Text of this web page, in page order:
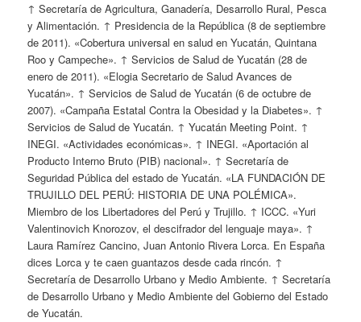
↑ Secretaría de Agricultura, Ganadería, Desarrollo Rural, Pesca
y Alimentación. ↑ Presidencia de la República (8 de septiembre
de 2011). «Cobertura universal en salud en Yucatán, Quintana
Roo y Campeche». ↑ Servicios de Salud de Yucatán (28 de
enero de 2011). «Elogia Secretario de Salud Avances de
Yucatán». ↑ Servicios de Salud de Yucatán (6 de octubre de
2007). «Campaña Estatal Contra la Obesidad y la Diabetes». ↑
Servicios de Salud de Yucatán. ↑ Yucatán Meeting Point. ↑
INEGI. «Actividades económicas». ↑ INEGI. «Aportación al
Producto Interno Bruto (PIB) nacional». ↑ Secretaría de
Seguridad Pública del estado de Yucatán. «LA FUNDACIÓN DE
TRUJILLO DEL PERÚ: HISTORIA DE UNA POLÉMICA».
Miembro de los Libertadores del Perú y Trujillo. ↑ ICCC. «Yuri
Valentinovich Knorozov, el descifrador del lenguaje maya». ↑
Laura Ramírez Cancino, Juan Antonio Rivera Lorca. En España
dices Lorca y te caen guantazos desde cada rincón. ↑
Secretaría de Desarrollo Urbano y Medio Ambiente. ↑ Secretaría
de Desarrollo Urbano y Medio Ambiente del Gobierno del Estado
de Yucatán.